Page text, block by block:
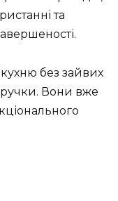
та
без зайвих
ручки. Вони вже